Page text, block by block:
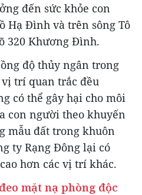
đến sức khỏe con
Hạ Đình và trên sông Tô
320 Khương Đình.
độ thủy ngân trong
trí quan trắc đều
có thể gây hại cho môi
con người theo khuyến
mẫu đất trong khuôn
ty Rạng Đông lại có
hơn các vị trí khác.
mặt nạ phòng độc